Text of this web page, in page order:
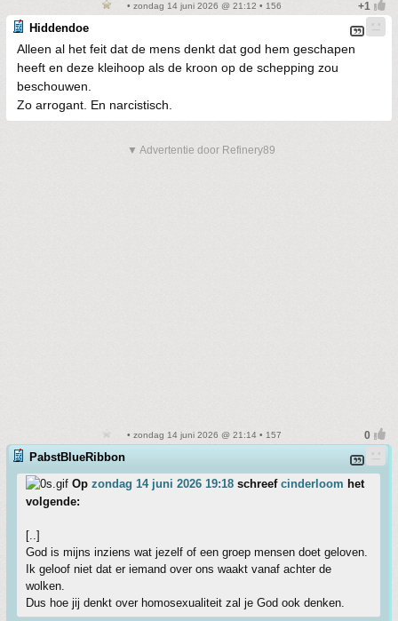
• zondag 14 juni 2026 @ 21:12 • 156
Hiddendoe
Alleen al het feit dat de mens denkt dat god hem geschapen
heeft en deze kleihoop als de kroon op de schepping zou
beschouwen.
Zo arrogant. En narcistisch.
▼ Advertentie door Refinery89
• zondag 14 juni 2026 @ 21:14 • 157
PabstBlueRibbon
Op zondag 14 juni 2026 19:18 schreef cinderloom het
volgende:
[..]
God is mijns inziens wat jezelf of een groep mensen doet geloven.
Ik geloof niet dat er iemand over ons waakt vanaf achter de
wolken.
Dus hoe jij denkt over homosexualiteit zal je God ook denken.